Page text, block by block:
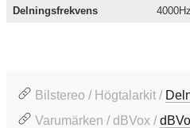
Delningsfrekvens 4000Hz
Bilstereo / Högtalarkit /
Varumärken / dBVox /